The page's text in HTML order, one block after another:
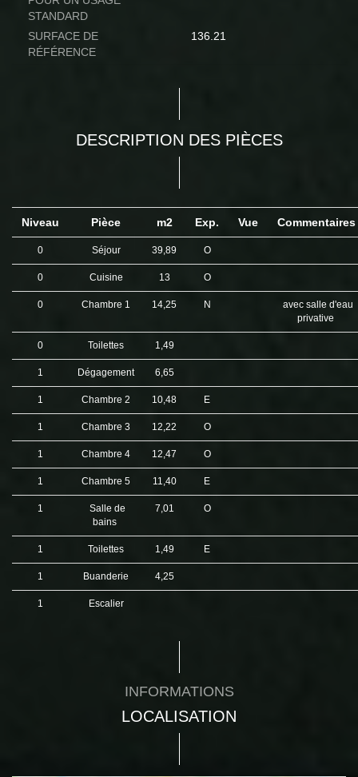
STANDARD
SURFACE DE
RÉFÉRENCE
136.21
DESCRIPTION DES PIÈCES
Niveau Pièce m2 Exp. Vue Commentaires
0 Séjour 39,89 O
0 Cuisine 13 O
0 Chambre 1 14,25 N
avec salle d'eau
privative
0 Toilettes 1,49
1 Dégagement 6,65
1 Chambre 2 10,48 E
1 Chambre 3 12,22 O
1 Chambre 4 12,47 O
1 Chambre 5 11,40 E
1
Salle de
bains
7,01 O
1 Toilettes 1,49 E
1 Buanderie 4,25
1 Escalier
INFORMATIONS
LOCALISATION